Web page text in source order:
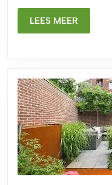
LEES MEER
MEER